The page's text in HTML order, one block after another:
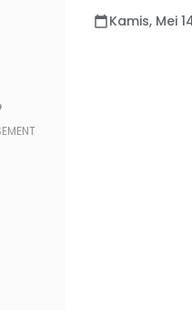
Kamis, Mei